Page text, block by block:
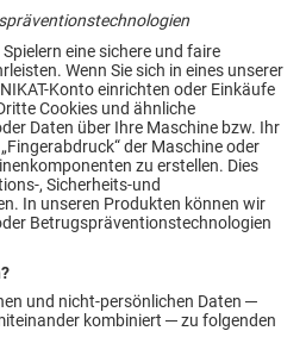
eine sichere und faire
Wenn Sie sich in eines unserer
Konto einrichten oder Einkäufe
Cookies und ähnliche
Daten über Ihre Maschine bzw. Ihr
der Maschine oder
zu erstellen. Dies
, Sicherheits-und
In unseren Produkten können wir
Betrugspräventionstechnologien
und nicht-persönlichen Daten ─
kombiniert ─ zu folgenden